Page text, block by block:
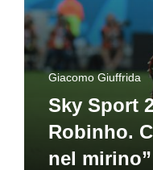
Giacomo Giuffrida
Sky Sport
Robinho.
nel mirino”